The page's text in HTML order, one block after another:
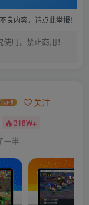
良内容，请点此举报！
用，禁止商用！
关注
318W+
一半